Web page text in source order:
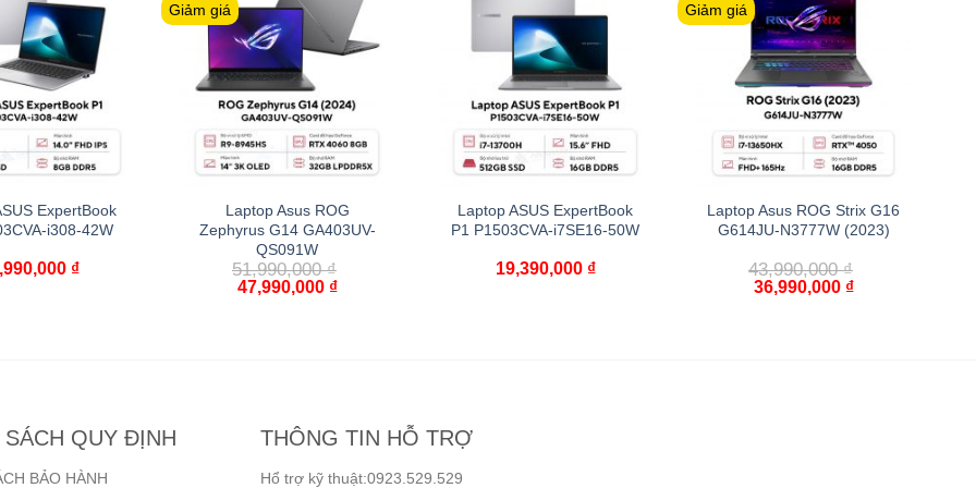
ExpertBook
i308-42W
₫
Giảm giá
Laptop Asus ROG
Zephyrus G14 GA403UV-
QS091W
51,990,000₫
47,990,000 ₫
Laptop ASUS ExpertBook
P1 P1503CVA-i7SE16-50W
19,390,000 ₫
Giảm giá
Laptop Asus ROG Strix G16
G614JU-N3777W (2023)
43,990,000₫
36,990,000 ₫
SÁCH QUY ĐỊNH
BẢO HÀNH
THÔNG TIN HỖ TRỢ
Hổ trợ kỹ thuật:0923.529.529